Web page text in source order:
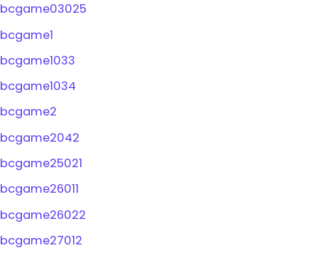
bcgame03025
bcgame1
bcgame1033
bcgame1034
bcgame2
bcgame2042
bcgame25021
bcgame26011
bcgame26022
bcgame27012